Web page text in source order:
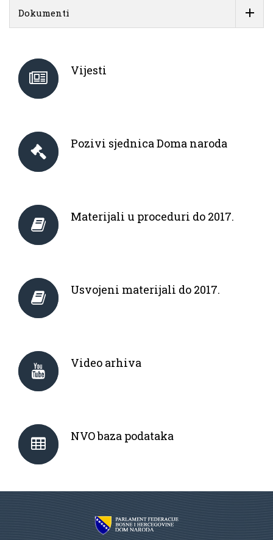
Dokumenti
Vijesti
Pozivi sjednica Doma naroda
Materijali u proceduri do 2017.
Usvojeni materijali do 2017.
Video arhiva
NVO baza podataka